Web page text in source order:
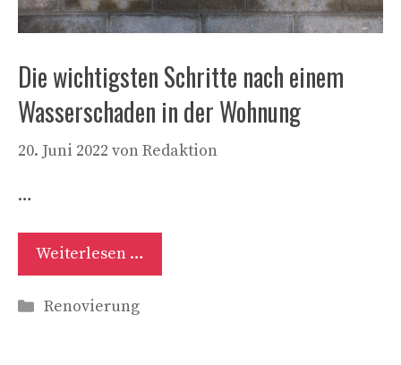
Die wichtigsten Schritte nach einem
Wasserschaden in der Wohnung
20. Juni 2022 vonRedaktion
…
Weiterlesen …
Kategorien
Renovierung